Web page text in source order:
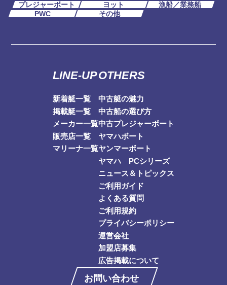
プレジャーボート ヨット
漁船／業務船
PWC
その他
LINE-UP
新着艇一覧
掲載艇一覧
メーカー一覧
販売店一覧
マリーナ一覧
OTHERS
中古艇の魅力
中古船の選び方
中古プレジャーボート
ヤマハボート
ヤンマーボート
ヤマハ PCシリーズ
ニュース＆トピックス
ご利用ガイド
よくある質問
ご利用規約
プライバシーポリシー
運営会社
加盟店募集
広告掲載について
お問い合わせ